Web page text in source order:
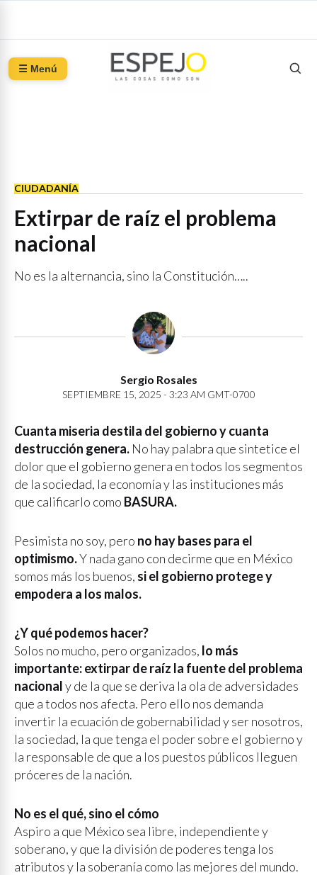
☰ Menú
CIUDADANÍA
Extirpar de raíz el problema
nacional
No es la alternancia, sino la Constitución…..
Sergio Rosales
SEPTIEMBRE 15, 2025 - 3:23 AM GMT-0700
Cuanta miseria destila del gobierno y cuanta
destrucción genera. No hay palabra que sintetice el
dolor que el gobierno genera en todos los segmentos
de la sociedad, la economía y las instituciones más
que calificarlo como BASURA.
Pesimista no soy, pero no hay bases para el
optimismo.Y nada gano con decirme que en México
somos más los buenos, si el gobierno protege y
empodera a los malos.
¿Y qué podemos hacer?
Solos no mucho, pero organizados, lo más
importante: extirpar de raíz la fuente del problema
nacionaly de la que se deriva la ola de adversidades
que a todos nos afecta. Pero ello nos demanda
invertir la ecuación de gobernabilidad y ser nosotros,
la sociedad, la que tenga el poder sobre el gobierno y
la responsable de que a los puestos públicos lleguen
próceres de la nación.
No es el qué, sino el cómo
Aspiro a que México sea libre, independiente y
soberano, y que la división de poderes tenga los
atributos y la soberanía como las mejores del mundo.